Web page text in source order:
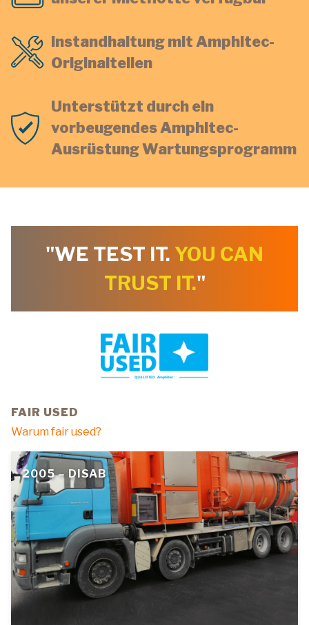
Instandhaltung mit Amphitec-
Originalteilen
Unterstützt durch ein
vorbeugendes Amphitec-
Ausrüstung Wartungsprogramm
"WE TEST IT. YOU CAN
TRUST IT."
FAIR USED
Warum fair used?
2005 – DISAB